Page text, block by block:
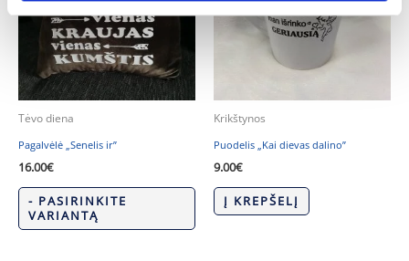
Tėvo diena
Pagalvėlė „Senelis ir”
16.00€
- PASIRINKITE
VARIANTĄ
Krikštynos
Puodelis „Kai dievas dalino”
9.00€
Į KREPŠELĮ